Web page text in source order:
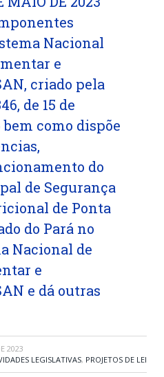
Nacional
e
criado pela
de 15 de
bem como dispõe
do
de Segurança
de Ponta
do Pará no
Nacional de
e
e dá outras
2023
LEGISLATIVAS, PROJETOS DE LEI